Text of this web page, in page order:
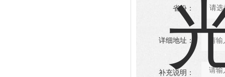
省份：
详细地址：
补充说明：